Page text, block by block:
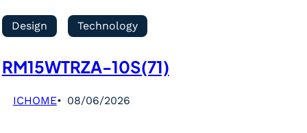
Design Technology
RM15WTRZA-10S(71)
ICHOME 08/06/2026